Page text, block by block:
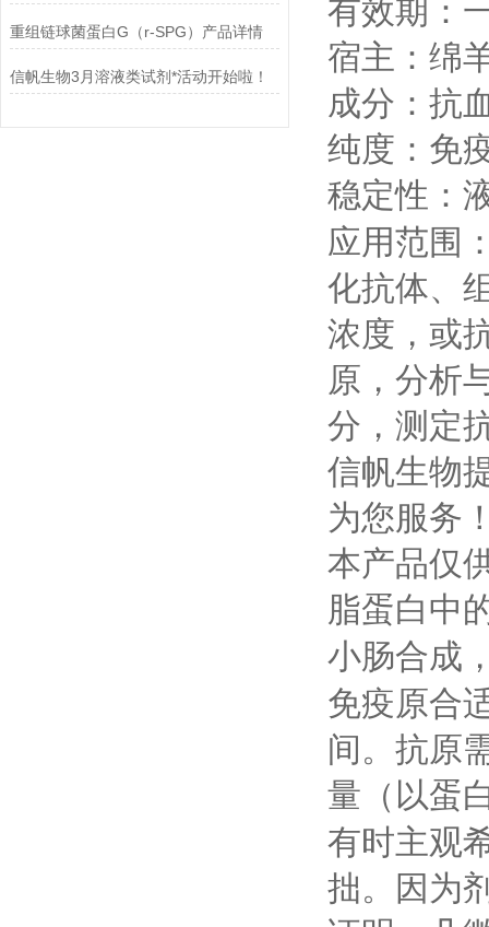
重组链球菌蛋白G（r-SPG）产品详情
信帆生物3月溶液类试剂*活动开始啦！
有效期：
宿主：绵
成分：抗
纯度：免
稳定性：
应用范围
化抗体、
浓度，或
原，分析
分，测定
信帆生物
为您服务
本产品仅
脂蛋白中
小肠合成
免疫原合
间。抗原
量（以蛋
有时主观
拙。因为